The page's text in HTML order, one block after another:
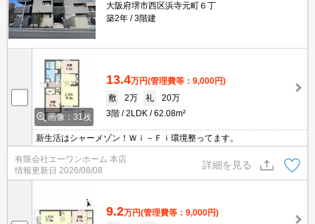
大阪府堺市西区浜寺元町６丁
築2年
3階建
画像：31枚
13.4万円(管理費等：9,000円)
敷
2万 礼
20万
3階
2LDK 62.08m²
新生活はシャーメゾン！Ｗｉ－Ｆｉ環境整ってます。
有限会社エーワンホーム 本店
情報更新日 2026/08/08
詳細を見る
9.2万円(管理費等：9,000円)